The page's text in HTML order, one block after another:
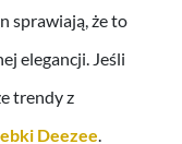
sprawiają, że to
elegancji. Jeśli
trendy z
Deezee.